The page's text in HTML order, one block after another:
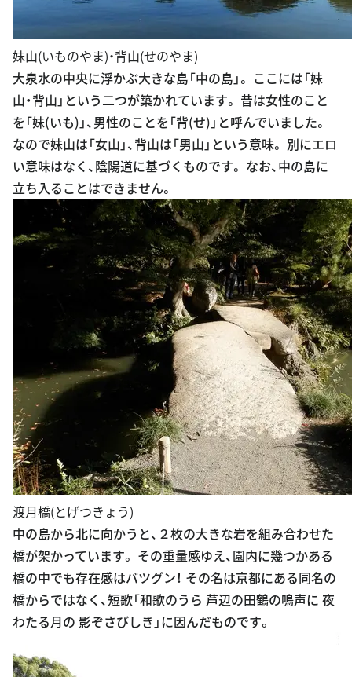
妹山(いものやま)・背山(せのやま)
大泉水の中央に浮かぶ大きな島「中の島」。 ここには「妹
山・背山」という二つが築かれています。 昔は女性のこと
を「妹(いも)」、男性のことを「背(せ)」と呼んでいました。
なので妹山は「女山」、背山は「男山」という意味。 別にエロ
い意味はなく、陰陽道に基づくものです。 なお、中の島に
立ち入ることはできません。
渡月橋(とげつきょう)
中の島から北に向かうと、２枚の大きな岩を組み合わせた
橋が架かっています。 その重量感ゆえ、園内に幾つかある
橋の中でも存在感はバツグン！ その名は京都にある同名の
橋からではなく、短歌「和歌のうら 芦辺の田鶴の鳴声に 夜
わたる月の 影ぞさびしき」に因んだものです。